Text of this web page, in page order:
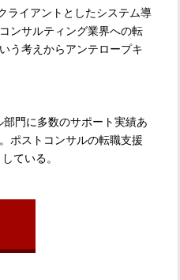
ライアントとしたシステム導
ンサルティング業界への転
う考えからアンテロープキ
部門に多数のサポート実績あ
ポストコンサルの転職支援
ている。